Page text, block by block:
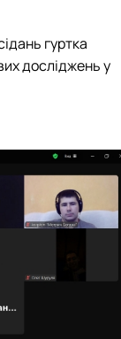
гуртка
досліджень у